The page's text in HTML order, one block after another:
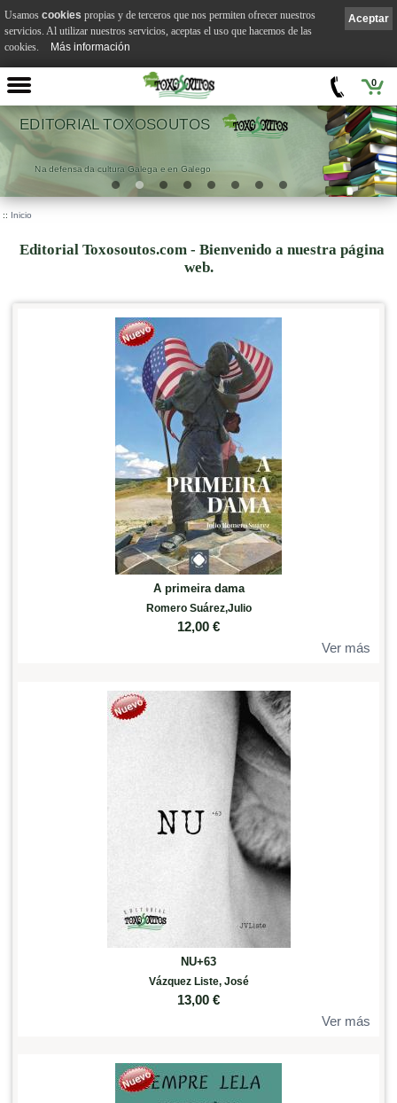
0
EDITORIAL TOXOSOUTOS
Na defensa da cultura Galega e en Galego
:: Inicio
Editorial Toxosoutos.com - Bienvenido a nuestra página
web.
A primeira dama
Romero Suárez,Julio
12,00 €
Ver más
NU+63
Vázquez Liste, José
13,00 €
Ver más
Aceptar
Usamos cookies propias y de terceros que nos permiten ofrecer nuestros
servicios. Al utilizar nuestros servicios, aceptas el uso que hacemos de las
cookies.
Más información